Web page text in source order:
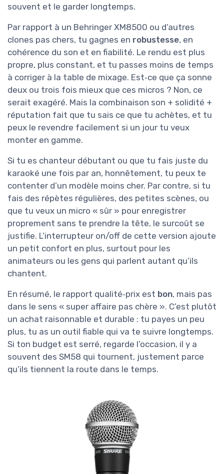
souvent et le garder longtemps.
Par rapport à un Behringer XM8500 ou d’autres
clones pas chers, tu gagnes en robustesse, en
cohérence du son et en fiabilité. Le rendu est plus
propre, plus constant, et tu passes moins de temps
à corriger à la table de mixage. Est‑ce que ça sonne
deux ou trois fois mieux que ces micros ? Non, ce
serait exagéré. Mais la combinaison son + solidité +
réputation fait que tu sais ce que tu achètes, et tu
peux le revendre facilement si un jour tu veux
monter en gamme.
Si tu es chanteur débutant ou que tu fais juste du
karaoké une fois par an, honnêtement, tu peux te
contenter d’un modèle moins cher. Par contre, si tu
fais des répètes régulières, des petites scènes, ou
que tu veux un micro « sûr » pour enregistrer
proprement sans te prendre la tête, le surcoût se
justifie. L’interrupteur on/off de cette version ajoute
un petit confort en plus, surtout pour les
animateurs ou les gens qui parlent autant qu’ils
chantent.
En résumé, le rapport qualité‑prix est bon, mais pas
dans le sens « super affaire pas chère ». C’est plutôt
un achat raisonnable et durable : tu payes un peu
plus, tu as un outil fiable qui va te suivre longtemps.
Si ton budget est serré, regarde l’occasion, il y a
souvent des SM58 qui tournent, justement parce
qu’ils tiennent la route dans le temps.